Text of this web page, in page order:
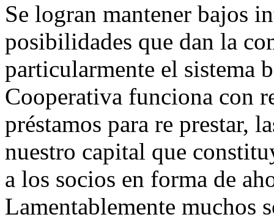
Se logran mantener bajos
posibilidades que dan la
particularmente el sistema
Cooperativa funciona con
préstamos para re prestar,
nuestro capital que
a los socios en forma de
Lamentablemente muchos